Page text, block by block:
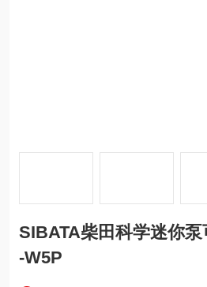
SIBATA柴田科学迷你
-W5P